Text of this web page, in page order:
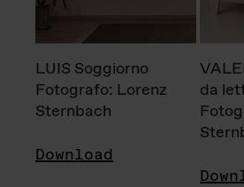
LUIS Soggiorno
Fotografo: Lorenz
Sternbach
Download
da